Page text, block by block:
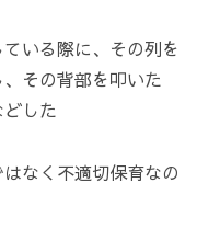
いる際に、その列を
その背部を叩いた
した
なく不適切保育なの